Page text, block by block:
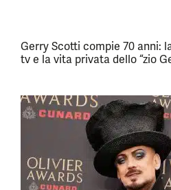
Gerry Scotti compie 70 anni:
tv e la vita privata dello “zio